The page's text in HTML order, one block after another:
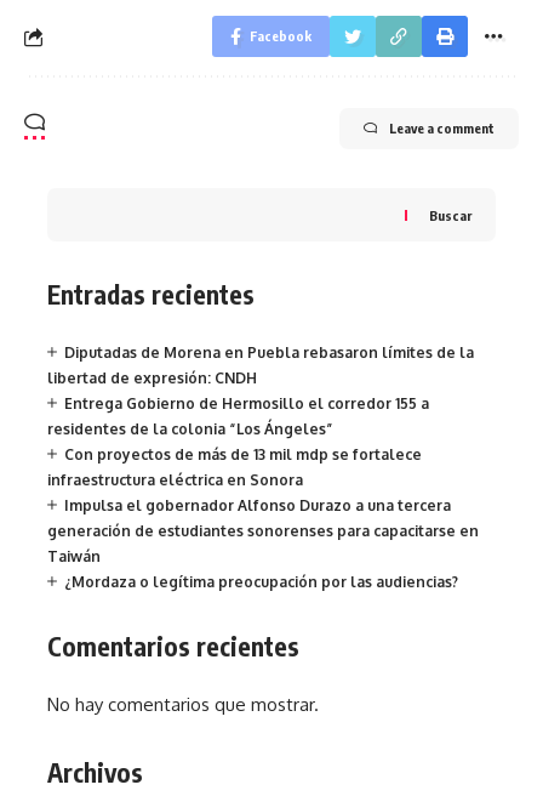
Facebook
Leave a comment
Buscar
Entradas recientes
Diputadas de Morena en Puebla rebasaron límites de la
libertad de expresión: CNDH
Entrega Gobierno de Hermosillo el corredor 155 a
residentes de la colonia “Los Ángeles”
Con proyectos de más de 13 mil mdp se fortalece
infraestructura eléctrica en Sonora
Impulsa el gobernador Alfonso Durazo a una tercera
generación de estudiantes sonorenses para capacitarse en
Taiwán
¿Mordaza o legítima preocupación por las audiencias?
Comentarios recientes
No hay comentarios que mostrar.
Archivos